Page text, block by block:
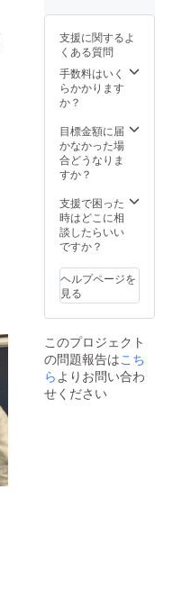
名前も
くださ
い。ま
た、送
料は含
す。）
くお願
す。)
する際
望のお
名前を
備考欄
にご記
またア
レンジ
ご希望
トル、
アー
ティス
ト名の
も宜し
くお願
いしま
す。ま
料は含
まれて
おりま
す。）
支援に関するよ
くある質問
手数料はいく
らかかります
か？
目標金額に届
かなかった場
合どうなりま
すか？
支援で困った
時はどこに相
談したらいい
ですか？
ヘルプページを
見る
このプロジェクト
の問題報告はこち
らよりお問い合わ
せください